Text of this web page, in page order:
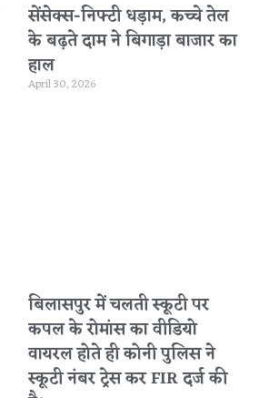
सेंसेक्स-निफ्टी धड़ाम, कच्चे तेल
के बढ़ते दाम ने बिगाड़ा बाजार का
हाल
April 30, 2026
बिलासपुर में चलती स्कूटी पर
कपल के रोमांस का वीडियो
वायरल होते ही कोनी पुलिस ने
स्कूटी नंबर ट्रेस कर FIR दर्ज की